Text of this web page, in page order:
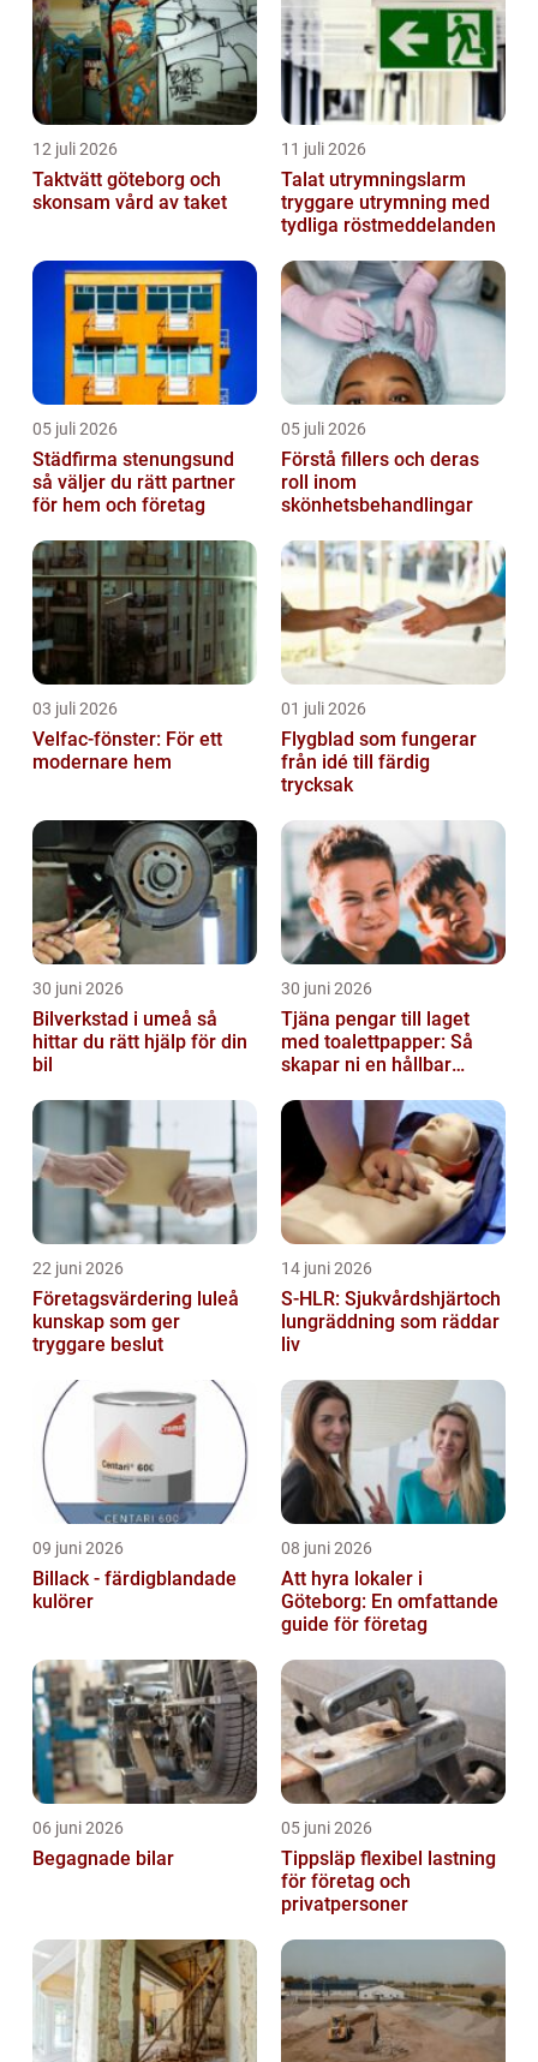
12 juli 2026
Taktvätt göteborg och
skonsam vård av taket
11 juli 2026
Talat utrymningslarm
tryggare utrymning med
tydliga röstmeddelanden
05 juli 2026
Städfirma stenungsund
så väljer du rätt partner
för hem och företag
05 juli 2026
Förstå fillers och deras
roll inom
skönhetsbehandlingar
03 juli 2026
Velfac-fönster: För ett
modernare hem
01 juli 2026
Flygblad som fungerar
från idé till färdig
trycksak
30 juni 2026
Bilverkstad i umeå så
hittar du rätt hjälp för din
bil
30 juni 2026
Tjäna pengar till laget
med toalettpapper: Så
skapar ni en hållbar
22 juni 2026
Företagsvärdering luleå
kunskap som ger
tryggare beslut
14 juni 2026
S-HLR: Sjukvårdshjärtoch
lungräddning som räddar
liv
09 juni 2026
Billack - färdigblandade
kulörer
08 juni 2026
Att hyra lokaler i
Göteborg: En omfattande
guide för företag
06 juni 2026
Begagnade bilar
05 juni 2026
Tippsläp flexibel lastning
för företag och
privatpersoner